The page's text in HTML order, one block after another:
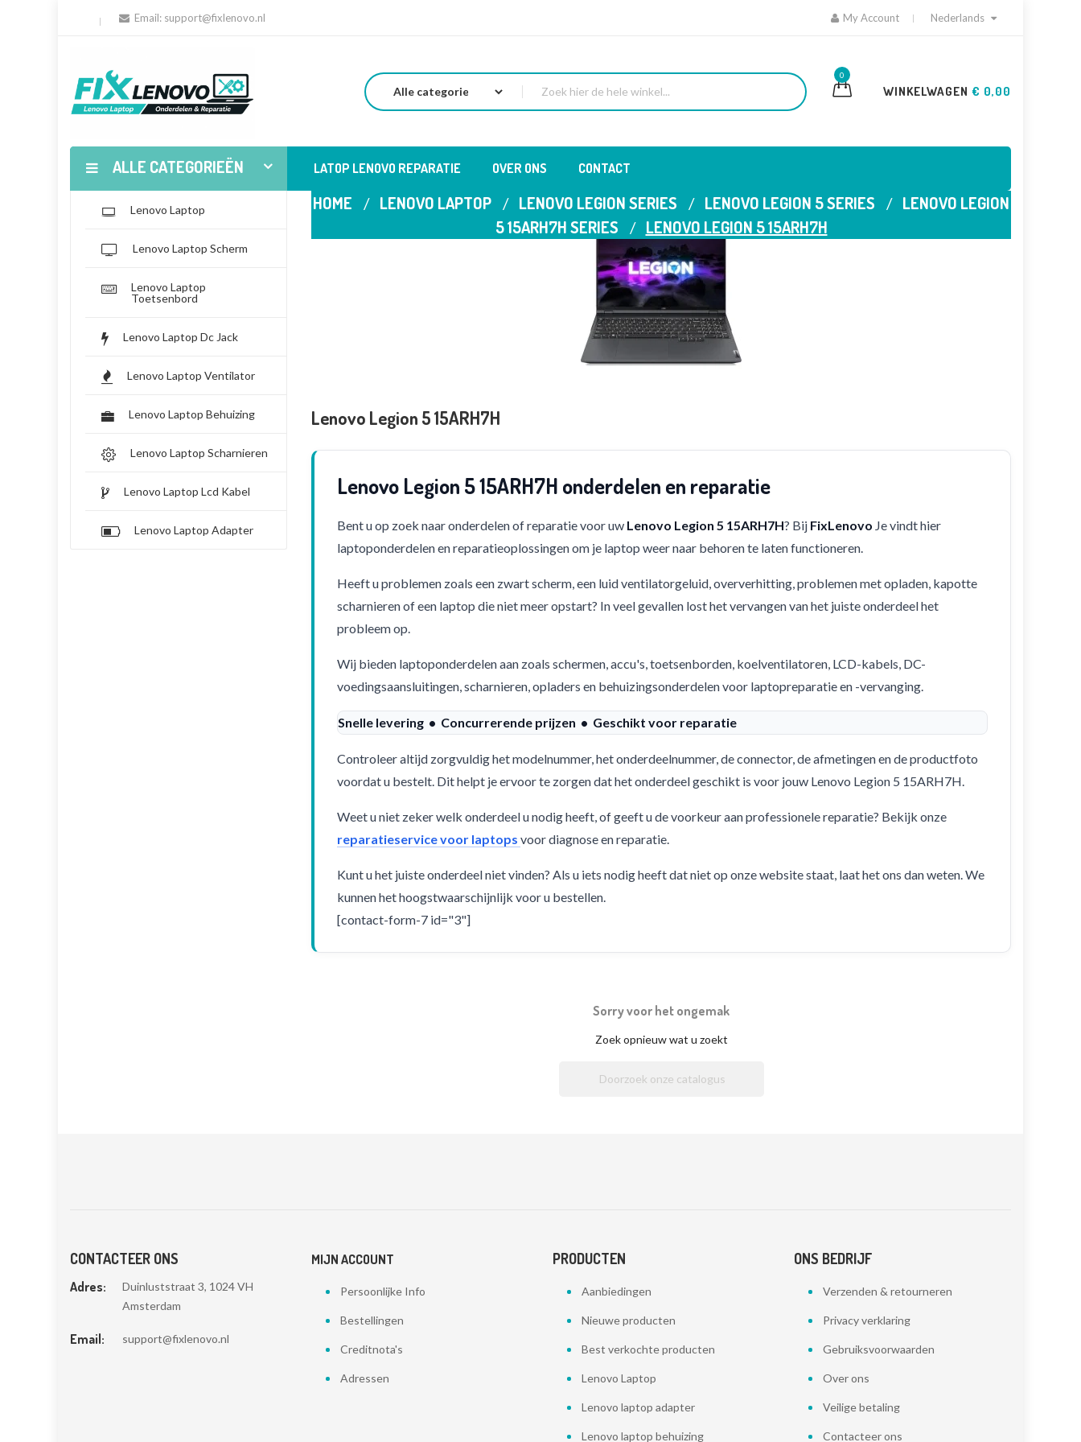
Email: support@fixlenovo.nl My Account Nederlands
0
WINKELWAGEN € 0,00
ALLE CATEGORIEËN LATOP LENOVO REPARATIE OVER ONS CONTACT
Lenovo Laptop
Lenovo Laptop Scherm
Lenovo Laptop
Toetsenbord
Lenovo Laptop Dc Jack
Lenovo Laptop Ventilator
Lenovo Laptop Behuizing
Lenovo Laptop Scharnieren
Lenovo Laptop Lcd Kabel
Lenovo Laptop Adapter
HOME LENOVO LAPTOP LENOVO LEGION SERIES LENOVO LEGION 5 SERIES
LENOVO LEGION
5 15ARH7H SERIES
LENOVO LEGION 5 15ARH7H
Lenovo Legion 5 15ARH7H
Lenovo Legion 5 15ARH7H onderdelen en reparatie
Bent u op zoek naar onderdelen of reparatie voor uw Lenovo Legion 5 15ARH7H? Bij FixLenovo Je vindt hier
laptoponderdelen en reparatieoplossingen om je laptop weer naar behoren te laten functioneren.
Heeft u problemen zoals een zwart scherm, een luid ventilatorgeluid, oververhitting, problemen met opladen, kapotte
scharnieren of een laptop die niet meer opstart? In veel gevallen lost het vervangen van het juiste onderdeel het
probleem op.
Wij bieden laptoponderdelen aan zoals schermen, accu's, toetsenborden, koelventilatoren, LCD-kabels, DC-
voedingsaansluitingen, scharnieren, opladers en behuizingsonderdelen voor laptopreparatie en -vervanging.
Snelle levering • Concurrerende prijzen • Geschikt voor reparatie
Controleer altijd zorgvuldig het modelnummer, het onderdeelnummer, de connector, de afmetingen en de productfoto
voordat u bestelt. Dit helpt je ervoor te zorgen dat het onderdeel geschikt is voor jouw Lenovo Legion 5 15ARH7H.
Weet u niet zeker welk onderdeel u nodig heeft, of geeft u de voorkeur aan professionele reparatie? Bekijk onze
reparatieservice voor laptops voor diagnose en reparatie.
Kunt u het juiste onderdeel niet vinden? Als u iets nodig heeft dat niet op onze website staat, laat het ons dan weten. We
kunnen het hoogstwaarschijnlijk voor u bestellen.
[contact-form-7 id="3"]
Sorry voor het ongemak
Zoek opnieuw wat u zoekt
CONTACTEER ONS
Adres:
Duinluststraat 3, 1024 VH
Amsterdam
Email: support@fixlenovo.nl
MIJN ACCOUNT
Persoonlijke Info
Bestellingen
Creditnota's
Adressen
PRODUCTEN
Aanbiedingen
Nieuwe producten
Best verkochte producten
Lenovo Laptop
Lenovo laptop adapter
Lenovo laptop behuizing
ONS BEDRIJF
Verzenden & retourneren
Privacy verklaring
Gebruiksvoorwaarden
Over ons
Veilige betaling
Contacteer ons